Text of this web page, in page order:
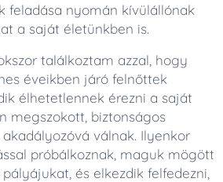
feladása nyomán kívülállónak
a saját életünkben is.
találkoztam azzal, hogy
éveikben járó felnőttek
élhetetlennek érezni a saját
megszokott, biztonságos
válnak. Ilyenkor
próbálkoznak, maguk mögött
és elkezdik felfedezni,